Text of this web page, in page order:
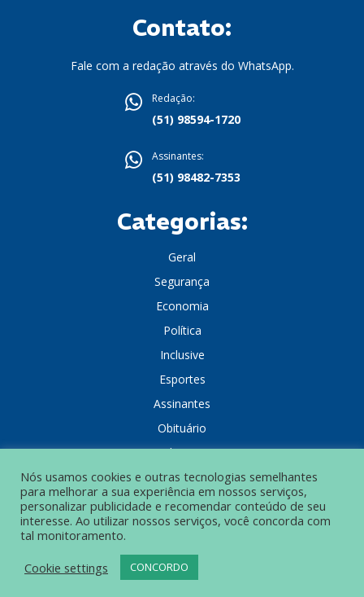
Contato:
Fale com a redação através do WhatsApp.
Redação:
(51) 98594-1720
Assinantes:
(51) 98482-7353
Categorias:
Geral
Segurança
Economia
Política
Inclusive
Esportes
Assinantes
Obituário
Colunistas
© Grupo Popular de Comunicação – Todos os direitos reservados.
POLÍTICA DE PRIVACIDADE
Nós usamos cookies e outras tecnologias semelhantes
para melhorar a sua experiência em nossos serviços,
personalizar publicidade e recomendar conteúdo de seu
interesse. Ao utilizar nossos serviços, você concorda com
tal monitoramento.
Cookie settings
CONCORDO